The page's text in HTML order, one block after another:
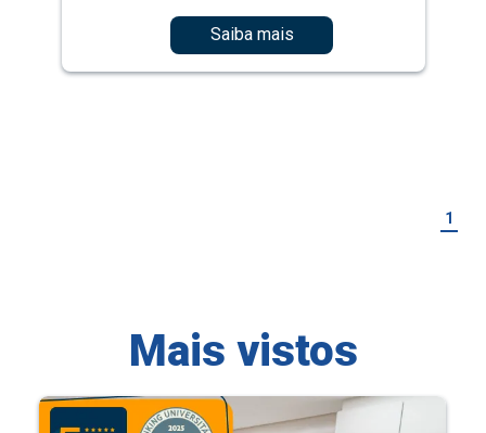
Saiba mais
1
Mais vistos